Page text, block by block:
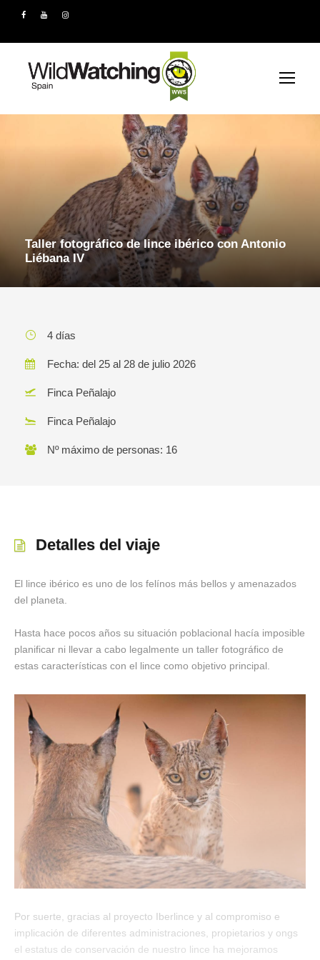
Taller fotográfico de lince ibérico con Antonio
Liébana IV
4 días
Fecha: del 25 al 28 de julio 2026
Finca Peñalajo
Finca Peñalajo
Nº máximo de personas: 16
Detalles del viaje
El lince ibérico es uno de los felínos más bellos y amenazados
del planeta.
Hasta hace pocos años su situación poblacional hacía imposible
planificar ni llevar a cabo legalmente un taller fotográfico de
estas características con el lince como objetivo principal.
Por suerte, gracias al proyecto Iberlince y al compromiso e
implicación de diferentes administraciones, propietarios y ongs
el estatus de conservación de nuestro lince ha mejoramos